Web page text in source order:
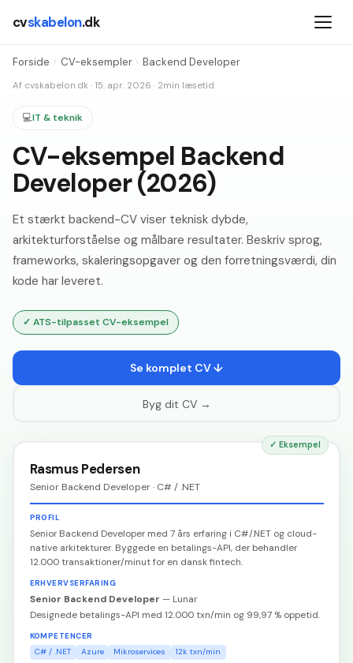
cvskabelon.dk
Forside › CV-eksempler › Backend Developer
Af cvskabelon.dk · 15. apr. 2026 · 2min læsetid
💻IT & teknik
CV-eksempel Backend
Developer (2026)
Et stærkt backend-CV viser teknisk dybde,
arkitekturforståelse og målbare resultater. Beskriv sprog,
frameworks, skaleringsopgaver og den forretningsværdi, din
kode har leveret.
✓ ATS-tilpasset CV-eksempel
Se komplet CV ↓
Byg dit CV →
✓ Eksempel
Rasmus Pedersen
Senior Backend Developer · C# / .NET
PROFIL
Senior Backend Developer med 7 års erfaring i C#/.NET og cloud-
native arkitekturer. Byggede en betalings-API, der behandler
12.000 transaktioner/minut for en dansk fintech.
ERHVERVSERFARING
Senior Backend Developer — Lunar
Designede betalings-API med 12.000 txn/min og 99,97 % oppetid.
KOMPETENCER
C# / .NET
Azure Mikroservices 12k txn/min